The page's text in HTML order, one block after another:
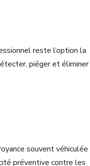
reste l’option la
piéger et éliminer
souvent véhiculée
préventive contre les